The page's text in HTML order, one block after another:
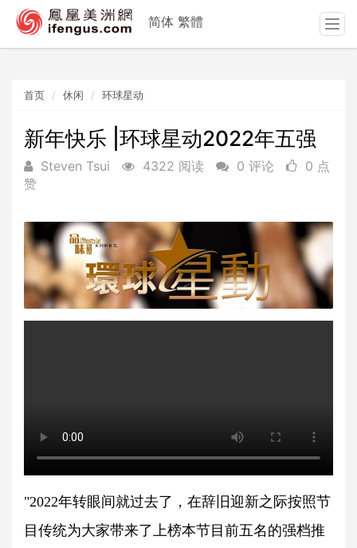
首页 休闲 环球星动
新年快乐 |环球星动2022年五强
Steven Tsui 4322 阅读 0 评论
0 点
赞
"2022年转眼间就过去了，在辞旧迎新之际按照节
目传统为大家带来了上榜本节目前五名的强档推
简体 繁體
T
o
v
a
t
o
n